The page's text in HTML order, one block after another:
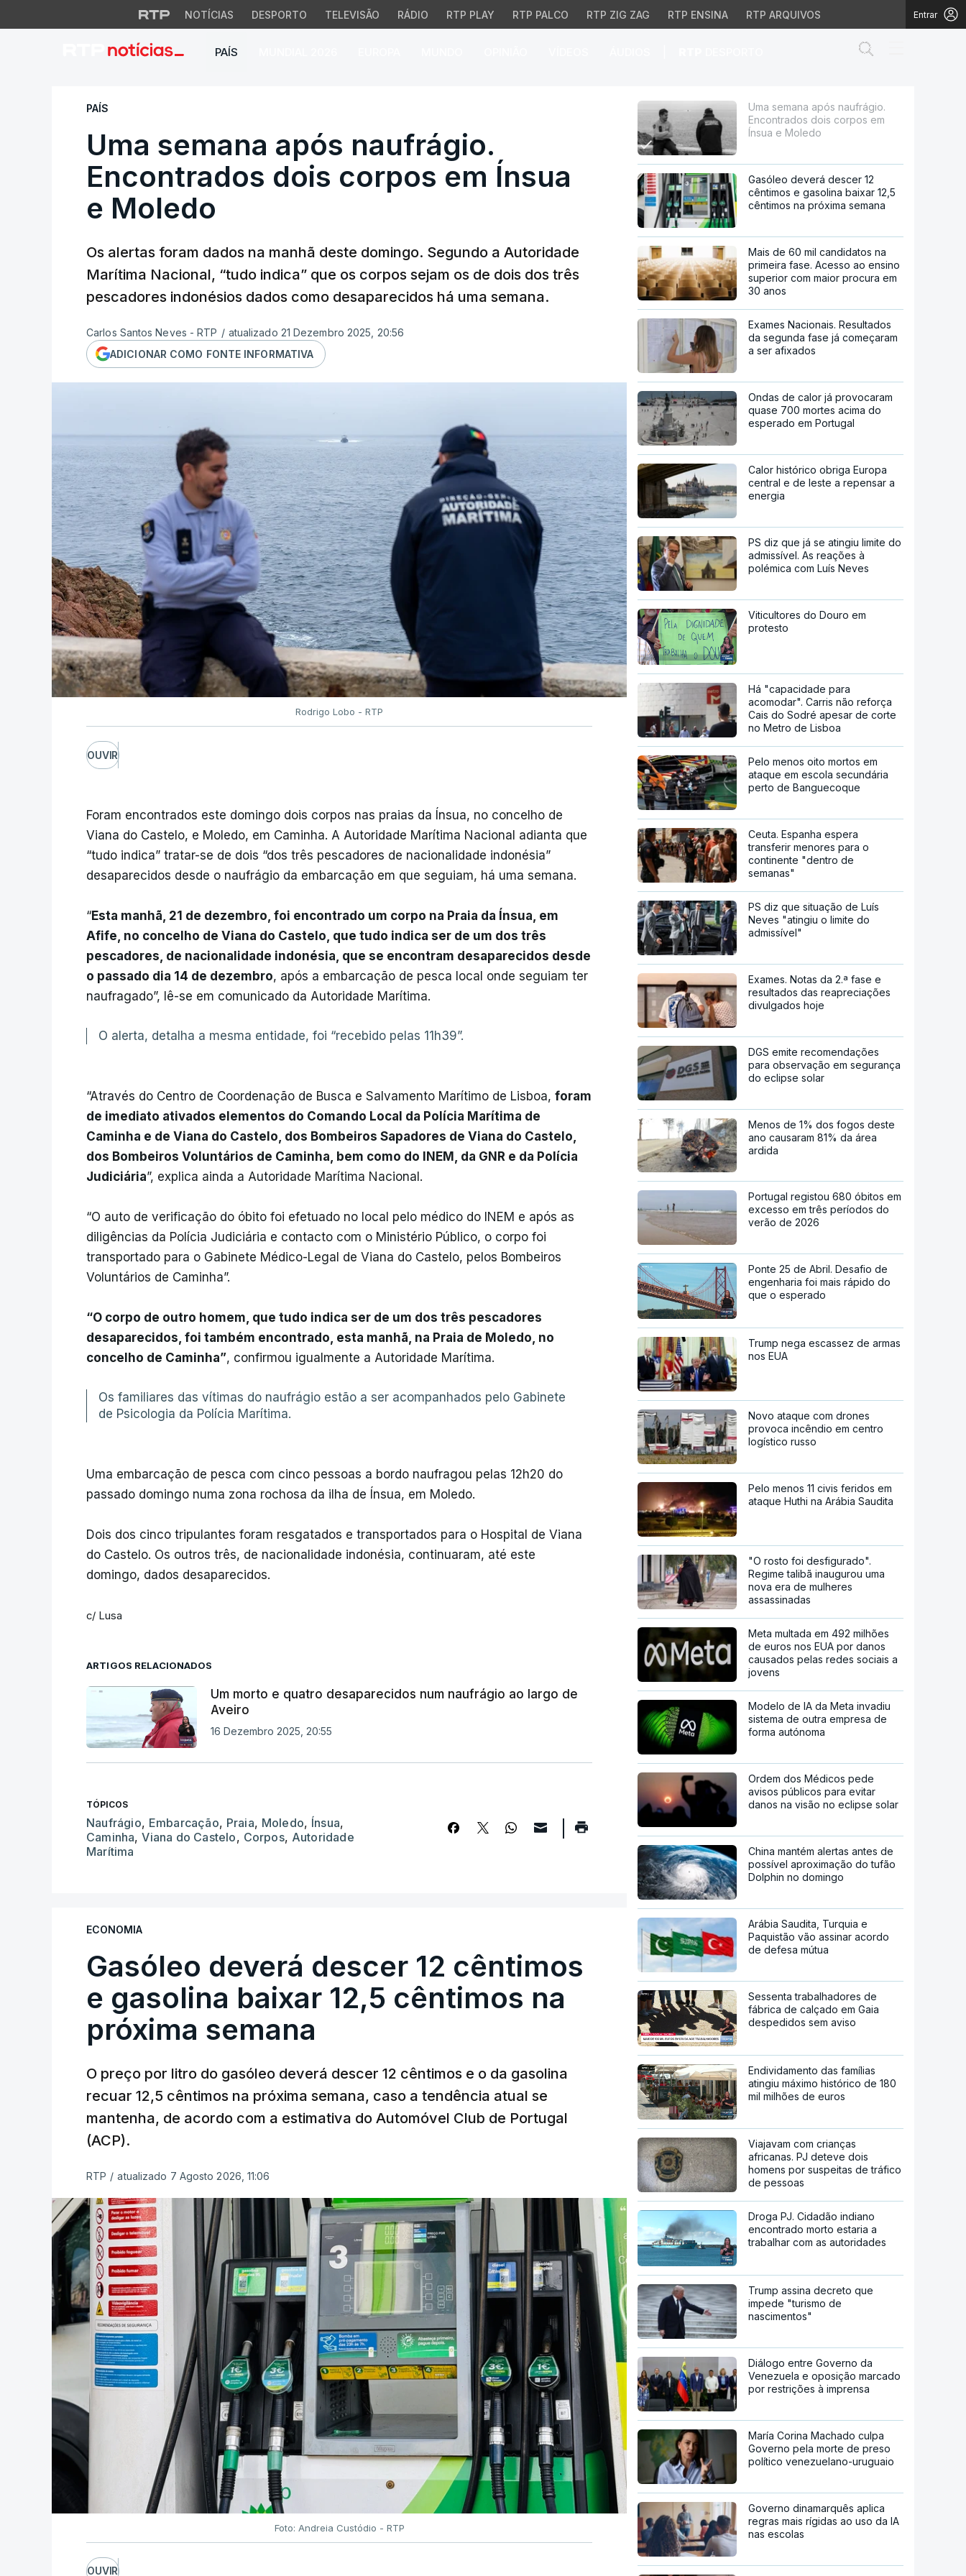
NOTÍCIAS DESPORTO TELEVISÃO RÁDIO RTP PLAY RTP PALCO RTP ZIG ZAG RTP ENSINA RTP ARQUIVOS Entrar
PAÍS
Uma semana após naufrágio. Encontrados dois corpos em Ínsua
PAÍS
Uma semana após naufrágio.
Encontrados dois corpos em Ínsua
e Moledo
Os alertas foram dados na manhã deste domingo. Segundo a Autoridade
Marítima Nacional, “tudo indica” que os corpos sejam os de dois dos três
pescadores indonésios dados como desaparecidos há uma semana.
Carlos Santos Neves - RTP / atualizado 21 Dezembro 2025, 20:56
ADICIONAR COMO FONTE INFORMATIVA
Rodrigo Lobo - RTP
OUVIR
Foram encontrados este domingo dois corpos nas praias da Ínsua, no concelho de
Viana do Castelo, e Moledo, em Caminha. A Autoridade Marítima Nacional adianta que
“tudo indica” tratar-se de dois “dos três pescadores de nacionalidade indonésia”
desaparecidos desde o naufrágio da embarcação em que seguiam, há uma semana.
“Esta manhã, 21 de dezembro, foi encontrado um corpo na Praia da Ínsua, em
Afife, no concelho de Viana do Castelo, que tudo indica ser de um dos três
pescadores, de nacionalidade indonésia, que se encontram desaparecidos desde
o passado dia 14 de dezembro, após a embarcação de pesca local onde seguiam ter
naufragado”, lê-se em comunicado da Autoridade Marítima.
O alerta, detalha a mesma entidade, foi “recebido pelas 11h39”.
“Através do Centro de Coordenação de Busca e Salvamento Marítimo de Lisboa, foram
de imediato ativados elementos do Comando Local da Polícia Marítima de
Caminha e de Viana do Castelo, dos Bombeiros Sapadores de Viana do Castelo,
dos Bombeiros Voluntários de Caminha, bem como do INEM, da GNR e da Polícia
Judiciária”, explica ainda a Autoridade Marítima Nacional.
“O auto de verificação do óbito foi efetuado no local pelo médico do INEM e após as
diligências da Polícia Judiciária e contacto com o Ministério Público, o corpo foi
transportado para o Gabinete Médico-Legal de Viana do Castelo, pelos Bombeiros
Voluntários de Caminha”.
“O corpo de outro homem, que tudo indica ser de um dos três pescadores
desaparecidos, foi também encontrado, esta manhã, na Praia de Moledo, no
concelho de Caminha”, confirmou igualmente a Autoridade Marítima.
Os familiares das vítimas do naufrágio estão a ser acompanhados pelo Gabinete
de Psicologia da Polícia Marítima.
Uma embarcação de pesca com cinco pessoas a bordo naufragou pelas 12h20 do
passado domingo numa zona rochosa da ilha de Ínsua, em Moledo.
Dois dos cinco tripulantes foram resgatados e transportados para o Hospital de Viana
do Castelo. Os outros três, de nacionalidade indonésia, continuaram, até este
domingo, dados desaparecidos.
c/ Lusa
ARTIGOS RELACIONADOS
Um morto e quatro desaparecidos num naufrágio ao largo de
Aveiro
16 Dezembro 2025, 20:55
TÓPICOS
Naufrágio, Embarcação, Praia, Moledo, Ínsua,
Caminha,Viana do Castelo, Corpos, Autoridade
Marítima
ECONOMIA
Gasóleo deverá descer 12 cêntimos
e gasolina baixar 12,5 cêntimos na
próxima semana
O preço por litro do gasóleo deverá descer 12 cêntimos e o da gasolina
recuar 12,5 cêntimos na próxima semana, caso a tendência atual se
mantenha, de acordo com a estimativa do Automóvel Club de Portugal
(ACP).
RTP / atualizado 7 Agosto 2026, 11:06
Foto: Andreia Custódio - RTP
OUVIR
Uma semana após naufrágio.
Encontrados dois corpos em
Ínsua e Moledo
Gasóleo deverá descer 12
cêntimos e gasolina baixar 12,5
cêntimos na próxima semana
Mais de 60 mil candidatos na
primeira fase. Acesso ao ensino
superior com maior procura em
30 anos
Exames Nacionais. Resultados
da segunda fase já começaram
a ser afixados
Ondas de calor já provocaram
quase 700 mortes acima do
esperado em Portugal
Calor histórico obriga Europa
central e de leste a repensar a
energia
PS diz que já se atingiu limite do
admissível. As reações à
polémica com Luís Neves
Viticultores do Douro em
protesto
Há "capacidade para
acomodar". Carris não reforça
Cais do Sodré apesar de corte
no Metro de Lisboa
Pelo menos oito mortos em
ataque em escola secundária
perto de Banguecoque
Ceuta. Espanha espera
transferir menores para o
continente "dentro de
semanas"
PS diz que situação de Luís
Neves "atingiu o limite do
admissível"
Exames. Notas da 2.ª fase e
resultados das reapreciações
divulgados hoje
DGS emite recomendações
para observação em segurança
do eclipse solar
Menos de 1% dos fogos deste
ano causaram 81% da área
ardida
Portugal registou 680 óbitos em
excesso em três períodos do
verão de 2026
Ponte 25 de Abril. Desafio de
engenharia foi mais rápido do
que o esperado
Trump nega escassez de armas
nos EUA
Novo ataque com drones
provoca incêndio em centro
logístico russo
Pelo menos 11 civis feridos em
ataque Huthi na Arábia Saudita
"O rosto foi desfigurado".
Regime talibã inaugurou uma
nova era de mulheres
assassinadas
Meta multada em 492 milhões
de euros nos EUA por danos
causados pelas redes sociais a
jovens
Modelo de IA da Meta invadiu
sistema de outra empresa de
forma autónoma
Ordem dos Médicos pede
avisos públicos para evitar
danos na visão no eclipse solar
China mantém alertas antes de
possível aproximação do tufão
Dolphin no domingo
Arábia Saudita, Turquia e
Paquistão vão assinar acordo
de defesa mútua
Sessenta trabalhadores de
fábrica de calçado em Gaia
despedidos sem aviso
Endividamento das famílias
atingiu máximo histórico de 180
mil milhões de euros
Viajavam com crianças
africanas. PJ deteve dois
homens por suspeitas de tráfico
de pessoas
Droga PJ. Cidadão indiano
encontrado morto estaria a
trabalhar com as autoridades
Trump assina decreto que
impede "turismo de
nascimentos"
Diálogo entre Governo da
Venezuela e oposição marcado
por restrições à imprensa
María Corina Machado culpa
Governo pela morte de preso
político venezuelano-uruguaio
Governo dinamarquês aplica
regras mais rígidas ao uso da IA
nas escolas